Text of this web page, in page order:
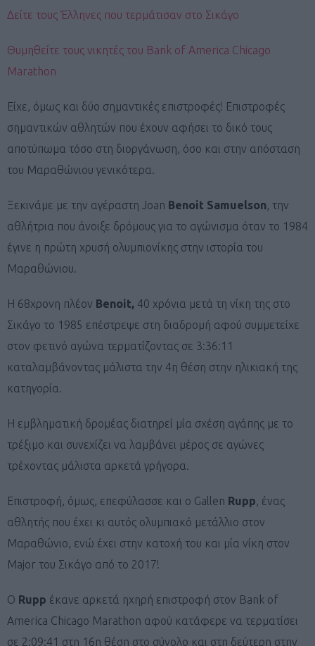
Δείτε τους Έλληνες που τερμάτισαν στο Σικάγο
Θυμηθείτε τους νικητές του Bank of America Chicago
Marathon
Είχε, όμως και δύο σημαντικές επιστροφές! Επιστροφές
σημαντικών αθλητών που έχουν αφήσει το δικό τους
αποτύπωμα τόσο στη διοργάνωση, όσο και στην απόσταση
του Μαραθώνιου γενικότερα.
Ξεκινάμε με την αγέραστη Joan Benoit Samuelson, την
αθλήτρια που άνοιξε δρόμους για το αγώνισμα όταν το 1984
έγινε η πρώτη χρυσή ολυμπιονίκης στην ιστορία του
Μαραθώνιου.
H 68χρονη πλέον Benoit, 40 χρόνια μετά τη νίκη της στο
Σικάγο το 1985 επέστρεψε στη διαδρομή αφού συμμετείχε
στον φετινό αγώνα τερματίζοντας σε 3:36:11
καταλαμβάνοντας μάλιστα την 4η θέση στην ηλικιακή της
κατηγορία.
Η εμβληματική δρομέας διατηρεί μία σχέση αγάπης με το
τρέξιμο και συνεχίζει να λαμβάνει μέρος σε αγώνες
τρέχοντας μάλιστα αρκετά γρήγορα.
Επιστροφή, όμως, επεφύλασσε και ο Gallen Rupp, ένας
αθλητής που έχει κι αυτός ολυμπιακό μετάλλιο στον
Μαραθώνιο, ενώ έχει στην κατοχή του και μία νίκη στον
Major του Σικάγο από το 2017!
O Rupp έκανε αρκετά ηχηρή επιστροφή στον Bank of
America Chicago Marathon αφού κατάφερε να τερματίσει
σε 2:09:41 στη 16η θέση στο σύνολο και στη δεύτερη στην